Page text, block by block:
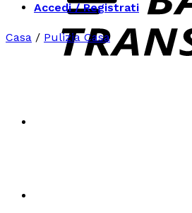
Accedi / Registrati
Casa / Pulizia Casa